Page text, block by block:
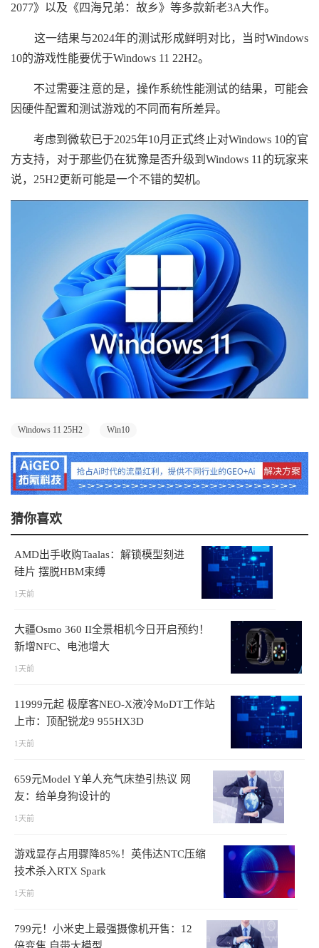
2077》以及《四海兄弟：故乡》等多款新老3A大作。
这一结果与2024年的测试形成鲜明对比，当时Windows
10的游戏性能要优于Windows 11 22H2。
不过需要注意的是，操作系统性能测试的结果，可能会
因硬件配置和测试游戏的不同而有所差异。
考虑到微软已于2025年10月正式终止对Windows 10的官
方支持，对于那些仍在犹豫是否升级到Windows 11的玩家来
说，25H2更新可能是一个不错的契机。
Windows 11 25H2 Win10
猜你喜欢
AMD出手收购Taalas：解锁模型刻进
硅片 摆脱HBM束缚
1天前
大疆Osmo 360 II全景相机今日开启预约！
新增NFC、电池增大
1天前
11999元起 极摩客NEO-X液冷MoDT工作站
上市：顶配锐龙9 955HX3D
1天前
659元Model Y单人充气床垫引热议 网
友：给单身狗设计的
1天前
游戏显存占用骤降85%！英伟达NTC压缩
技术杀入RTX Spark
1天前
799元！小米史上最强摄像机开售：12